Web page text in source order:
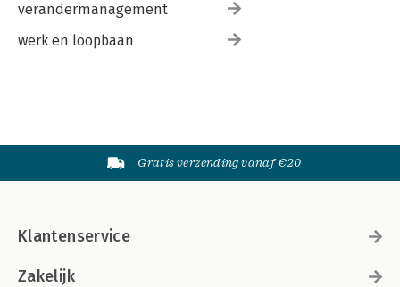
verandermanagement
werk en loopbaan
Gratis verzending vanaf €20
Klantenservice
Zakelijk